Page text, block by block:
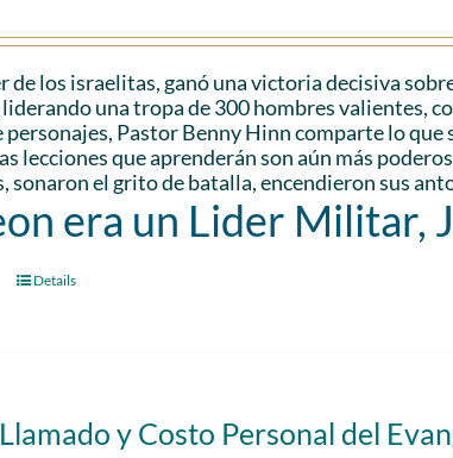
de los israelitas, ganó una victoria decisiva
una tropa de 300 hombres valientes,
personajes, Pastor Benny Hinn comparte lo
lecciones que aprenderán son aún más
sonaron el grito de batalla, encendieron sus
era un Lider Militar,
Details
y Costo Personal del